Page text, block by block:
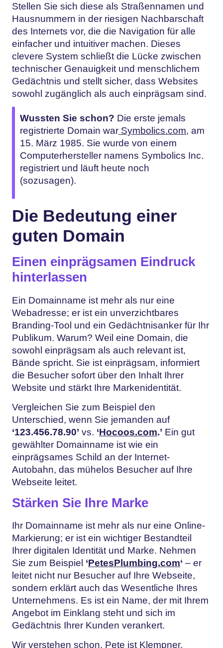
Stellen Sie sich diese als Straßennamen und
Hausnummern in der riesigen Nachbarschaft
des Internets vor, die die Navigation für alle
einfacher und intuitiver machen. Dieses
clevere System schließt die Lücke zwischen
technischer Genauigkeit und menschlichem
Gedächtnis und stellt sicher, dass Websites
sowohl zugänglich als auch einprägsam sind.
Wussten Sie schon? Die erste jemals
registrierte Domain war Symbolics.com, am
15. März 1985. Sie wurde von einem
Computerhersteller namens Symbolics Inc.
registriert und läuft heute noch
(sozusagen).
Die Bedeutung einer
guten Domain
Einen einprägsamen Eindruck
hinterlassen
Ein Domainname ist mehr als nur eine
Webadresse; er ist ein unverzichtbares
Branding-Tool und ein Gedächtnisanker für Ihr
Publikum. Warum? Weil eine Domain, die
sowohl einprägsam als auch relevant ist,
Bände spricht. Sie ist einprägsam, informiert
die Besucher sofort über den Inhalt Ihrer
Website und stärkt Ihre Markenidentität.
Vergleichen Sie zum Beispiel den
Unterschied, wenn Sie jemanden auf
‘123.456.78.90’ vs. ‘Hocoos.com.’ Ein gut
gewählter Domainname ist wie ein
einprägsames Schild an der Internet-
Autobahn, das mühelos Besucher auf Ihre
Webseite leitet.
Stärken Sie Ihre Marke
Ihr Domainname ist mehr als nur eine Online-
Markierung; er ist ein wichtiger Bestandteil
Ihrer digitalen Identität und Marke. Nehmen
Sie zum Beispiel ‘PetesPlumbing.com‘ – er
leitet nicht nur Besucher auf Ihre Webseite,
sondern erklärt auch das Wesentliche Ihres
Unternehmens. Es ist ein Name, der mit Ihrem
Angebot im Einklang steht und sich im
Gedächtnis Ihrer Kunden verankert.
Wir verstehen schon. Pete ist Klempner.